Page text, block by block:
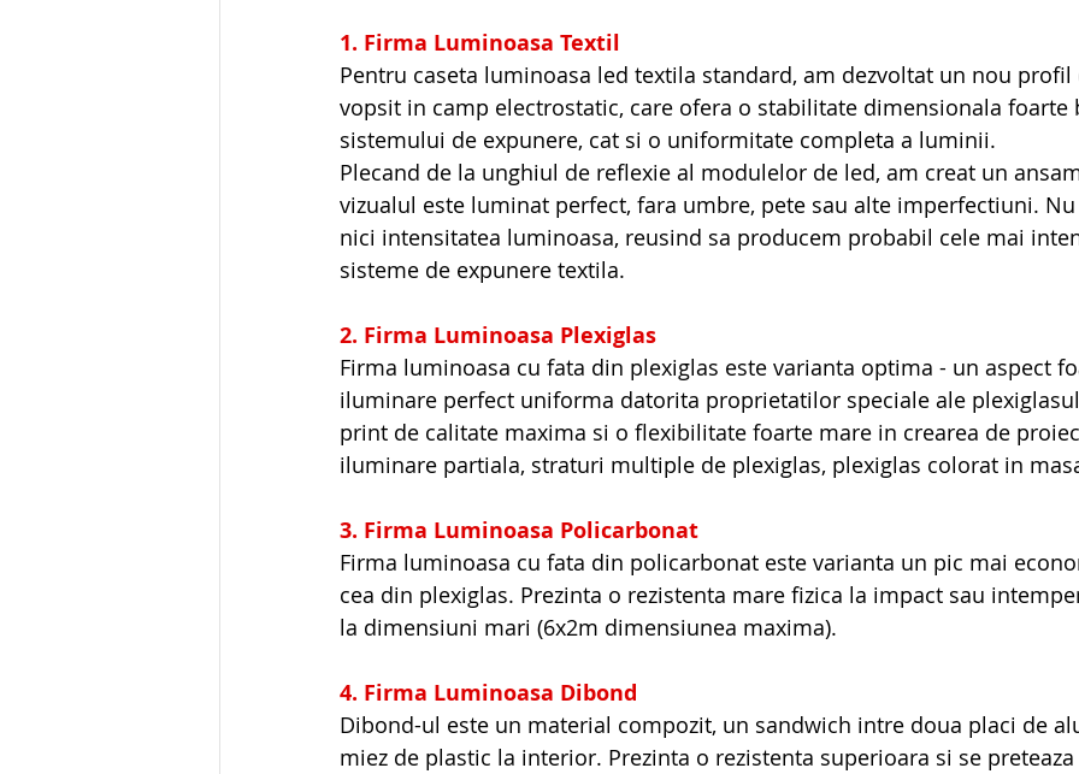
1. Firma Luminoasa Textil
Pentru caseta luminoasa led textila standard, am dezvoltat un nou
vopsit in camp electrostatic, care ofera o stabilitate dimensionala foarte
sistemului de expunere, cat si o uniformitate completa a luminii.
Plecand de la unghiul de reflexie al modulelor de led, am creat un
vizualul este luminat perfect, fara umbre, pete sau alte imperfectiuni.
nici intensitatea luminoasa, reusind sa producem probabil cele mai
sisteme de expunere textila.
2. Firma Luminoasa Plexiglas
Firma luminoasa cu fata din plexiglas este varianta optima - un aspect
iluminare perfect uniforma datorita proprietatilor speciale ale
print de calitate maxima si o flexibilitate foarte mare in crearea de
iluminare partiala, straturi multiple de plexiglas, plexiglas colorat in
3. Firma Luminoasa Policarbonat
Firma luminoasa cu fata din policarbonat este varianta un pic mai
cea din plexiglas. Prezinta o rezistenta mare fizica la impact sau
la dimensiuni mari (6x2m dimensiunea maxima).
4. Firma Luminoasa Dibond
Dibond-ul este un material compozit, un sandwich intre doua placi de
miez de plastic la interior. Prezinta o rezistenta superioara si se